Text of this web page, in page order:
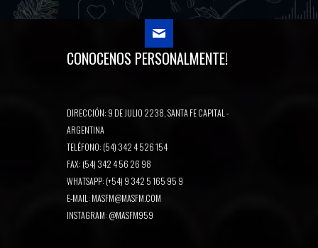
CONOCENOS PERSONALMENTE!
DIRECCIÓN: 9 DE JULIO 2238, SANTA FE CAPITAL -
ARGENTINA
TELÉFONO: (54) 342 4 526 154
FAX: (54) 342 4 56 26 98
WHATSAPP: (+54) 9 342 5 165 95 9
E-MAIL: MASFM@MASFM.COM
INSTAGRAM: @MASFM959